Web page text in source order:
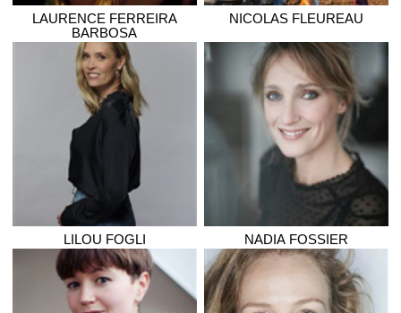
LAURENCE FERREIRA
BARBOSA
NICOLAS FLEUREAU
LILOU FOGLI NADIA FOSSIER